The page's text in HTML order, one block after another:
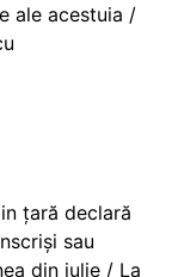
ale acestuia /
țară declară
sau
din iulie / La